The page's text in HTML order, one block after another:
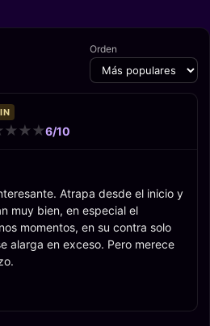
Orden
★
★★
★★
★6/10
Atrapa desde el inicio y
muy bien, en especial el
momentos, en su contra solo
alarga en exceso. Pero merece